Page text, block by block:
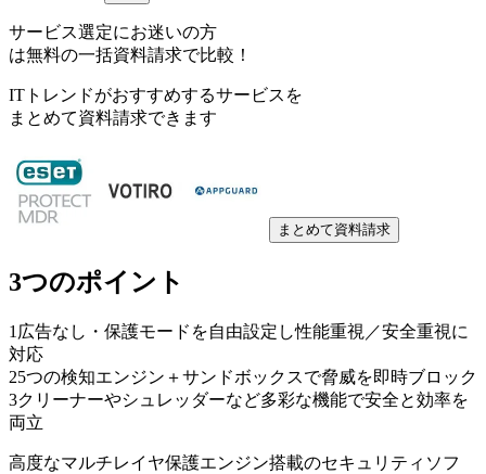
サービス選定にお迷いの方
は無料の一括資料請求で比較！
ITトレンドがおすすめするサービスを
まとめて資料請求できます
まとめて資料請求
3つのポイント
1 広告なし・保護モードを自由設定し性能重視／安全重視に
対応
25つの検知エンジン＋サンドボックスで脅威を即時ブロック
3クリーナーやシュレッダーなど多彩な機能で安全と効率を
両立
高度なマルチレイヤ保護エンジン搭載のセキュリティソフ